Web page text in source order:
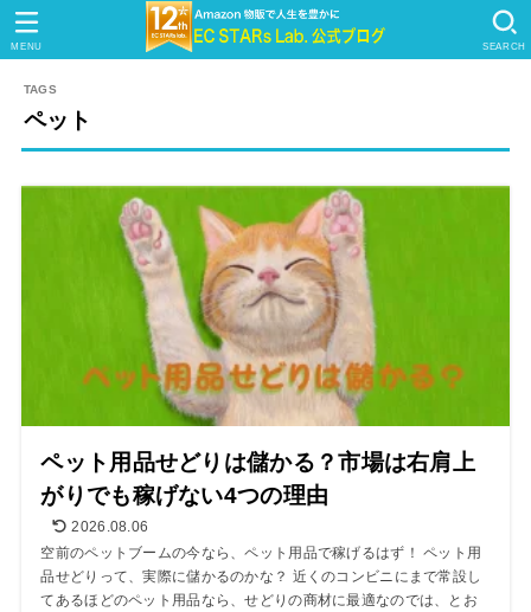
SEARCH
MENU
ペット
ペット用品せどりは儲かる？市場は右肩上
がりでも稼げない4つの理由
2026.08.06
空前のペットブームの今なら、ペット用品で稼げるはず！ ペット用
品せどりって、実際に儲かるのかな？ 近くのコンビニにまで常設し
てあるほどのペット用品なら、せどりの商材に最適なのでは、とお